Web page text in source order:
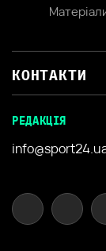
КОНТАКТИ
РЕДАКЦІЯ